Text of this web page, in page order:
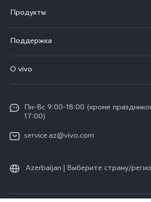
Продукты
V30e 5G
V29 5G
Y100 4G
Y27s
Поддержка
Funtouch OS
Сервисные центры
IMEI аутентификация
Обновление системы
Запрос хода ремонта
О vivo
Пресс-центр
Юридическая информация
Стабильность
Центр конфиденциальности vivo
Пн-Вс 9:00-18:00 (кроме
17:00)
service.az@vivo.com
Azerbaijan | Выберите страну/